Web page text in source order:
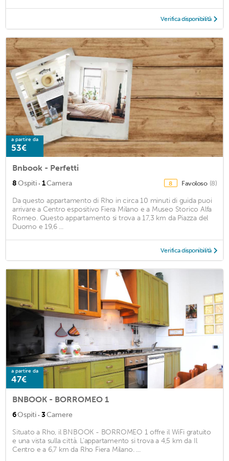
Verifica disponibilità
a partire da
53€
Bnbook - Perfetti
8Ospiti · 1Camera 8 Favoloso (8)
Da questo appartamento di Rho in circa 10 minuti di guida puoi
arrivare a Centro espositivo Fiera Milano e a Museo Storico Alfa
Romeo. Questo appartamento si trova a 17,3 km da Piazza del
Duomo e 19,6 ...
Verifica disponibilità
a partire da
47€
BNBOOK - BORROMEO 1
6Ospiti · 3Camere
Situato a Rho, il BNBOOK - BORROMEO 1 offre il WiFi gratuito
e una vista sulla città. L’appartamento si trova a 4,5 km da Il
Centro e a 6,7 km da Rho Fiera Milano. ...